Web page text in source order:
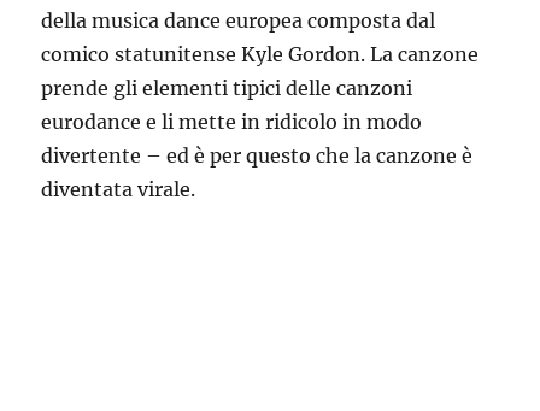
della musica dance europea composta dal
comico statunitense Kyle Gordon. La canzone
prende gli elementi tipici delle canzoni
eurodance e li mette in ridicolo in modo
divertente – ed è per questo che la canzone è
diventata virale.